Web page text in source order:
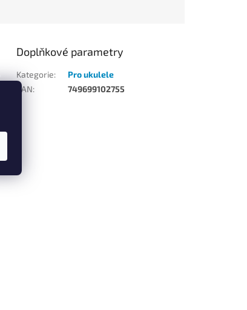
Doplňkové parametry
Kategorie:
Pro ukulele
EAN: 749699102755